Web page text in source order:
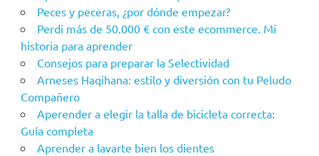
Peces y peceras, ¿por dónde empezar?
Perdí más de 50.000 € con este ecommerce. Mi
historia para aprender
Consejos para preparar la Selectividad
Arneses Haqihana: estilo y diversión con tu Peludo
Compañero
Aperender a elegir la talla de bicicleta correcta:
Guía completa
Aprender a lavarte bien los dientes